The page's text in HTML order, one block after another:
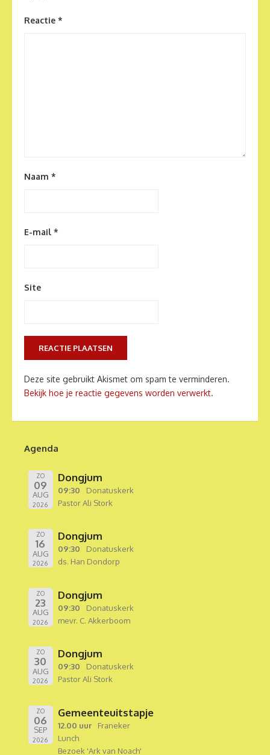
Reactie *
Naam *
E-mail *
Site
Deze site gebruikt Akismet om spam te verminderen.
Bekijk hoe je reactie gegevens worden verwerkt.
Agenda
ZO
09
AUG
2026
Dongjum
09:30
Donatuskerk
Pastor Ali Stork
ZO
16
AUG
2026
Dongjum
09:30
Donatuskerk
ds. Han Dondorp
ZO
23
AUG
2026
Dongjum
09:30
Donatuskerk
mevr. C. Akkerboom
ZO
30
AUG
2026
Dongjum
09:30
Donatuskerk
Pastor Ali Stork
ZO
06
SEP
2026
Gemeenteuitstapje
12.00 uur
Franeker
Lunch
Bezoek 'Ark van Noach'